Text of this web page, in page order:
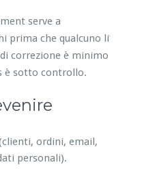
serve a
prima che qualcuno li
correzione è minimo
è sotto controllo.
ordini, email,
personali).